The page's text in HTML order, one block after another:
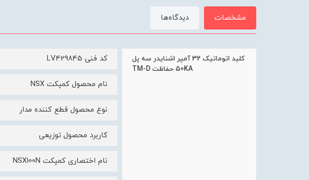
مشخصات دیدگاه‌ها
کلید اتوماتیک 32 آمپر اشنایدر سه پل
50KA حفاظت TM-D
کد فنی LV429845
نام محصول کمپکت NSX
نوع محصول قطع کننده مدار
کاربرد محصول توزیعی
نام اختصاری کمپکت NSX100N